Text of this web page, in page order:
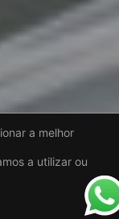
a melhor
a utilizar ou